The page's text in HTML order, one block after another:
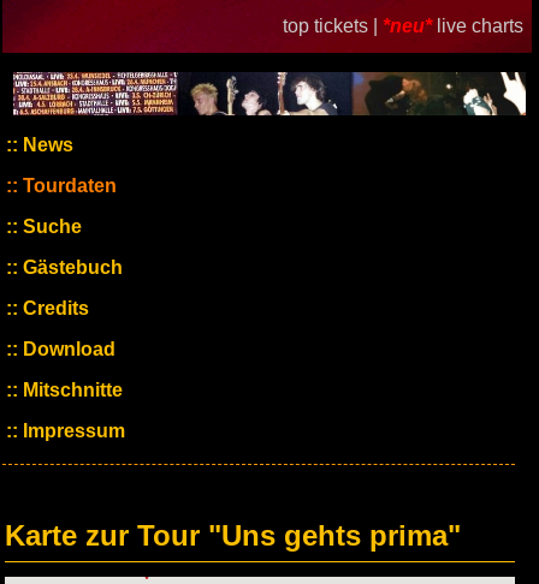
top tickets | *neu* live charts
News
Tourdaten
Suche
Gästebuch
Credits
Download
Mitschnitte
Impressum
Karte zur Tour "Uns gehts prima"